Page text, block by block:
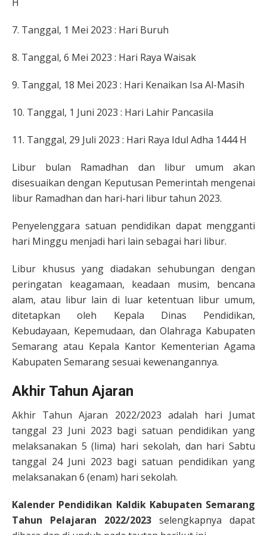
7. Tanggal, 1 Mei 2023 : Hari Buruh
8. Tanggal, 6 Mei 2023 : Hari Raya Waisak
9. Tanggal, 18 Mei 2023 : Hari Kenaikan Isa Al-Masih
10. Tanggal, 1 Juni 2023 : Hari Lahir Pancasila
11. Tanggal, 29 Juli 2023 : Hari Raya Idul Adha 1444 H
Libur bulan Ramadhan dan libur umum akan
disesuaikan dengan Keputusan Pemerintah mengenai
libur Ramadhan dan hari-hari libur tahun 2023.
Penyelenggara satuan pendidikan dapat mengganti
hari Minggu menjadi hari lain sebagai hari libur.
Libur khusus yang diadakan sehubungan dengan
peringatan keagamaan, keadaan musim, bencana
alam, atau libur lain di luar ketentuan libur umum,
ditetapkan oleh Kepala Dinas Pendidikan,
Kebudayaan, Kepemudaan, dan Olahraga Kabupaten
Semarang atau Kepala Kantor Kementerian Agama
Kabupaten Semarang sesuai kewenangannya.
Akhir Tahun Ajaran
Akhir Tahun Ajaran 2022/2023 adalah hari Jumat
tanggal 23 Juni 2023 bagi satuan pendidikan yang
melaksanakan 5 (lima) hari sekolah, dan hari Sabtu
tanggal 24 Juni 2023 bagi satuan pendidikan yang
melaksanakan 6 (enam) hari sekolah.
Kalender Pendidikan Kaldik Kabupaten Semarang
Tahun Pelajaran 2022/2023 selengkapnya dapat